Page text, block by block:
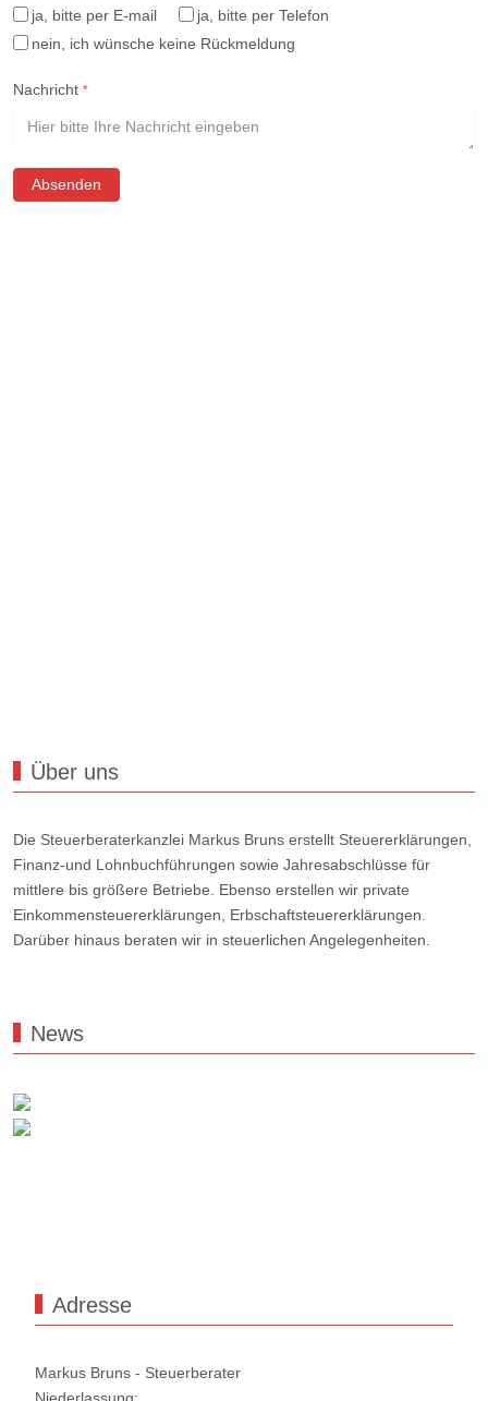
ja, bitte per E-mail
ja, bitte per Telefon
nein, ich wünsche keine Rückmeldung
Nachricht *
Absenden
Über uns
Die Steuerberaterkanzlei Markus Bruns erstellt Steuererklärungen,
Finanz-und Lohnbuchführungen sowie Jahresabschlüsse für
mittlere bis größere Betriebe. Ebenso erstellen wir private
Einkommensteuererklärungen, Erbschaftsteuererklärungen.
Darüber hinaus beraten wir in steuerlichen Angelegenheiten.
News
Adresse
Markus Bruns - Steuerberater
Niederlassung: